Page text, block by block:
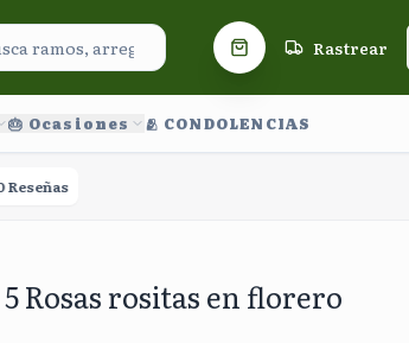
Carrito de compras
Rastrear
🎂 Ocasiones 🫂 CONDOLENCIAS
5 Rosas rositas en florero